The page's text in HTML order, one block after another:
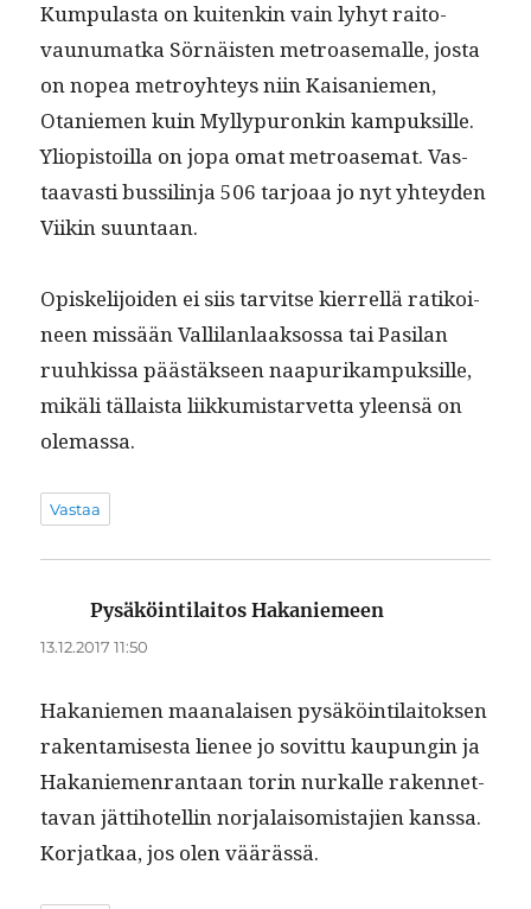
Kumpu­las­ta on kuitenkin vain lyhyt raito­
vaunumat­ka Sörnäis­ten metroase­malle, jos­ta
on nopea metroy­hteys niin Kaisaniemen,
Otaniemen kuin Myl­ly­puronkin kam­puk­sille.
Yliopis­toil­la on jopa omat metroase­mat. Vas­
taavasti bus­sil­in­ja 506 tar­joaa jo nyt yhtey­den
Viikin suuntaan.
Opiske­li­joiden ei siis tarvitse kier­rel­lä ratikoi­
neen mis­sään Vallilan­laak­sos­sa tai Pasi­lan
ruuhkissa päästäk­seen naa­purikam­puk­sille,
mikäli täl­laista liikku­mis­tarvet­ta yleen­sä on
olemassa.
Vastaa
Pysäköintilaitos Hakaniemeen
13.12.2017 11:50
Hakaniemen maanalaisen pysäköin­ti­laitok­sen
rak­en­tamis­es­ta lie­nee jo sovit­tu kaupun­gin ja
Hakaniemen­ran­taan torin nurkalle raken­net­
ta­van jät­ti­hotellin nor­jalai­somis­ta­jien kanssa.
Kor­jatkaa, jos olen väärässä.